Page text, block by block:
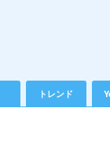
トレンド